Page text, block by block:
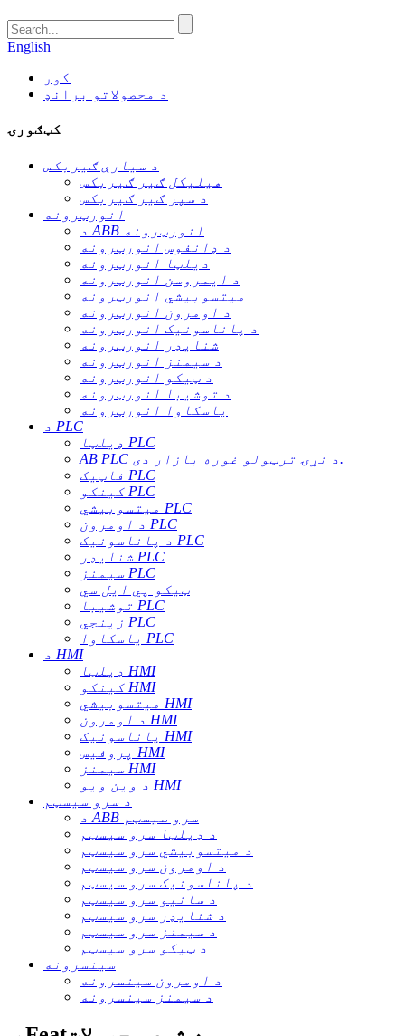
English
کور
د محصولاتو برانډ
کټګورۍ
د سیارې ګیربکس
هیلیکل ګیر ګیربکس
د سپر ګیر ګیربکس
انورټرونه
د ABB انورټرونه
د ډانفوس انورټرونه
دیلټا انورټرونه
د ایمروسن انورټرونه
میتسوبیشي انورټرونه
د اومرون انورټرونه
د پاناسونیک انورټرونه
شنایډر انورټرونه
د سیمنز انورټرونه
د ټیکو انورټرونه
د توشیبا انورټرونه
یاسکاوا انورټرونه
د PLC
ډیلټا PLC
AB PLC د نړۍ ترټولو غوره بازار دی.
فاټیک PLC
کینکو PLC
میتسوبیشي PLC
د اومرون PLC
د پاناسونیک PLC
شنایډر PLC
سیمنز PLC
ټیکو پي ایل سي
توشیبا PLC
زینجي PLC
یاسکاوا PLC
د HMI
ډیلټا HMI
کینکو HMI
میتسوبیشي HMI
د اومرون HMI
پاناسونیک HMI
پروفیس HMI
سیمنز HMI
د وین ویو HMI
د سرو سیسټم
د ABB سرو سیسټم
د ډیلټا سرو سیسټم
د میتسوبیشي سرو سیسټم
د اومرون سرو سیسټم
د پاناسونیک سرو سیسټم
د سانیو سرو سیسټم
د شنایډر سرو سیسټم
د سیمنز سرو سیسټم
د ټیکو سرو سیسټم
سینسرونه
د اومرون سینسرونه
د سیمنز سینسرونه